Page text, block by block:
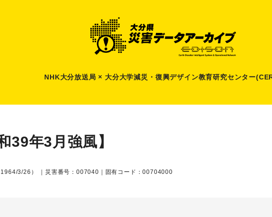
NHK大分放送局 × 大分大学減災 ・ 復興デザイン教育研究センター
39年3月強風】
1964/3/26） ｜災害番号：007040｜固有コード：00704000